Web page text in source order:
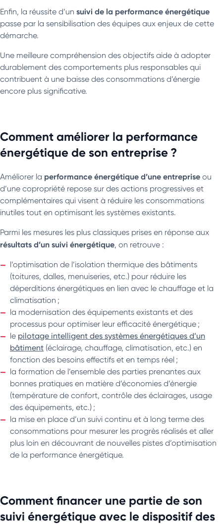
Enfin, la réussite d’un suivi de la performance énergétique
passe par la sensibilisation des équipes aux enjeux de cette
démarche.
Une meilleure compréhension des objectifs aide à adopter
durablement des comportements plus responsables qui
contribuent à une baisse des consommations d’énergie
encore plus significative.
Comment améliorer la performance
énergétique de son entreprise ?
Améliorer la performance énergétique d’une entreprise ou
d’une copropriété repose sur des actions progressives et
complémentaires qui visent à réduire les consommations
inutiles tout en optimisant les systèmes existants.
Parmi les mesures les plus classiques prises en réponse aux
résultats d’un suivi énergétique, on retrouve :
l’optimisation de l’isolation thermique des bâtiments
(toitures, dalles, menuiseries, etc.) pour réduire les
déperditions énergétiques en lien avec le chauffage et la
climatisation ;
la modernisation des équipements existants et des
processus pour optimiser leur efficacité énergétique ;
le pilotage intelligent des systèmes énergétiques d’un
bâtiment (éclairage, chauffage, climatisation, etc.) en
fonction des besoins effectifs et en temps réel ;
la formation de l’ensemble des parties prenantes aux
bonnes pratiques en matière d’économies d’énergie
(température de confort, contrôle des éclairages, usage
des équipements, etc.) ;
la mise en place d’un suivi continu et à long terme des
consommations pour mesurer les progrès réalisés et aller
plus loin en découvrant de nouvelles pistes d’optimisation
de la performance énergétique.
Comment financer une partie de son
suivi énergétique avec le dispositif des